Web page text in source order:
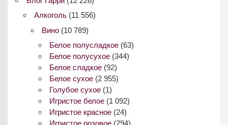
Алкоголь(11 556)
Вино(10 789)
Белое полусладкое (63)
Белое полусухое (344)
Белое сладкое (92)
Белое сухое (2 955)
Голубое сухое (1)
Игристое белое (1 092)
Игристое красное (24)